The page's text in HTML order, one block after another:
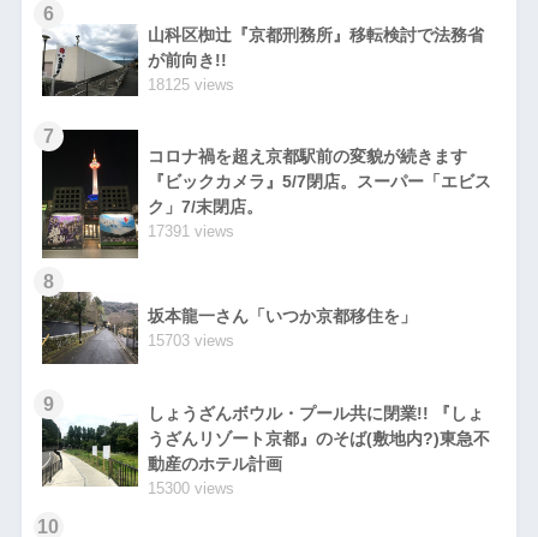
6
山科区椥辻『京都刑務所』移転検討で法務省
が前向き!!
18125 views
7
コロナ禍を超え京都駅前の変貌が続きます
『ビックカメラ』5/7閉店。スーパー「エビス
ク」7/末閉店。
17391 views
8
坂本龍一さん「いつか京都移住を」
15703 views
9
しょうざんボウル・プール共に閉業!! 『しょ
うざんリゾート京都』のそば(敷地内?)東急不
動産のホテル計画
15300 views
10